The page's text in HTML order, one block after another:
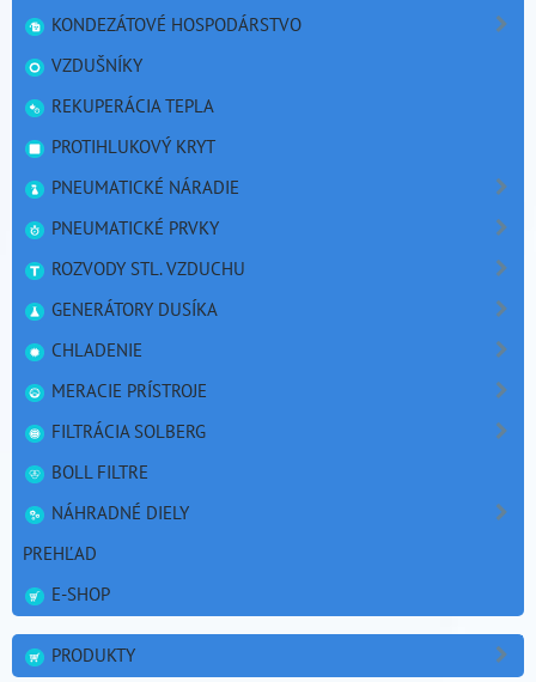
KONDEZÁTOVÉ HOSPODÁRSTVO
VZDUŠNÍKY
REKUPERÁCIA TEPLA
PROTIHLUKOVÝ KRYT
PNEUMATICKÉ NÁRADIE
PNEUMATICKÉ PRVKY
ROZVODY STL. VZDUCHU
GENERÁTORY DUSÍKA
CHLADENIE
MERACIE PRÍSTROJE
FILTRÁCIA SOLBERG
BOLL FILTRE
NÁHRADNÉ DIELY
PREHĽAD
E-SHOP
PRODUKTY